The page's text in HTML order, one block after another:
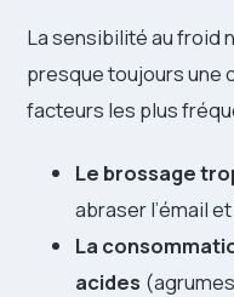
La sensibilité au froid
presque toujours une
facteurs les plus
Le brossage
abraser l’émail
La
acides